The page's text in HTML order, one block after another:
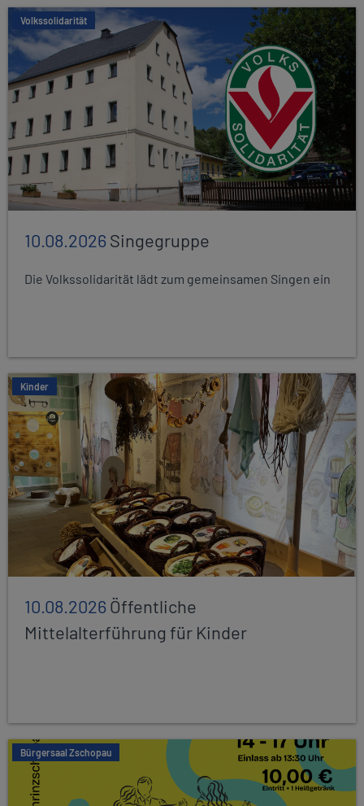
Volkssolidarität
10.08.2026Singegruppe
Die Volkssolidarität lädt zum gemeinsamen Singen ein
Kinder
10.08.2026Öffentliche
Mittelalterführung für Kinder
Bürgersaal Zschopau